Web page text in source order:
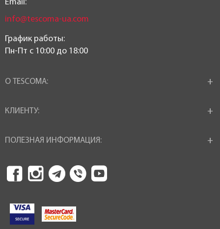
Email:
info@tescoma-ua.com
График работы:
Пн-Пт c 10:00 до 18:00
О TESCOMA:
КЛИЕНТУ:
ПОЛЕЗНАЯ ИНФОРМАЦИЯ: